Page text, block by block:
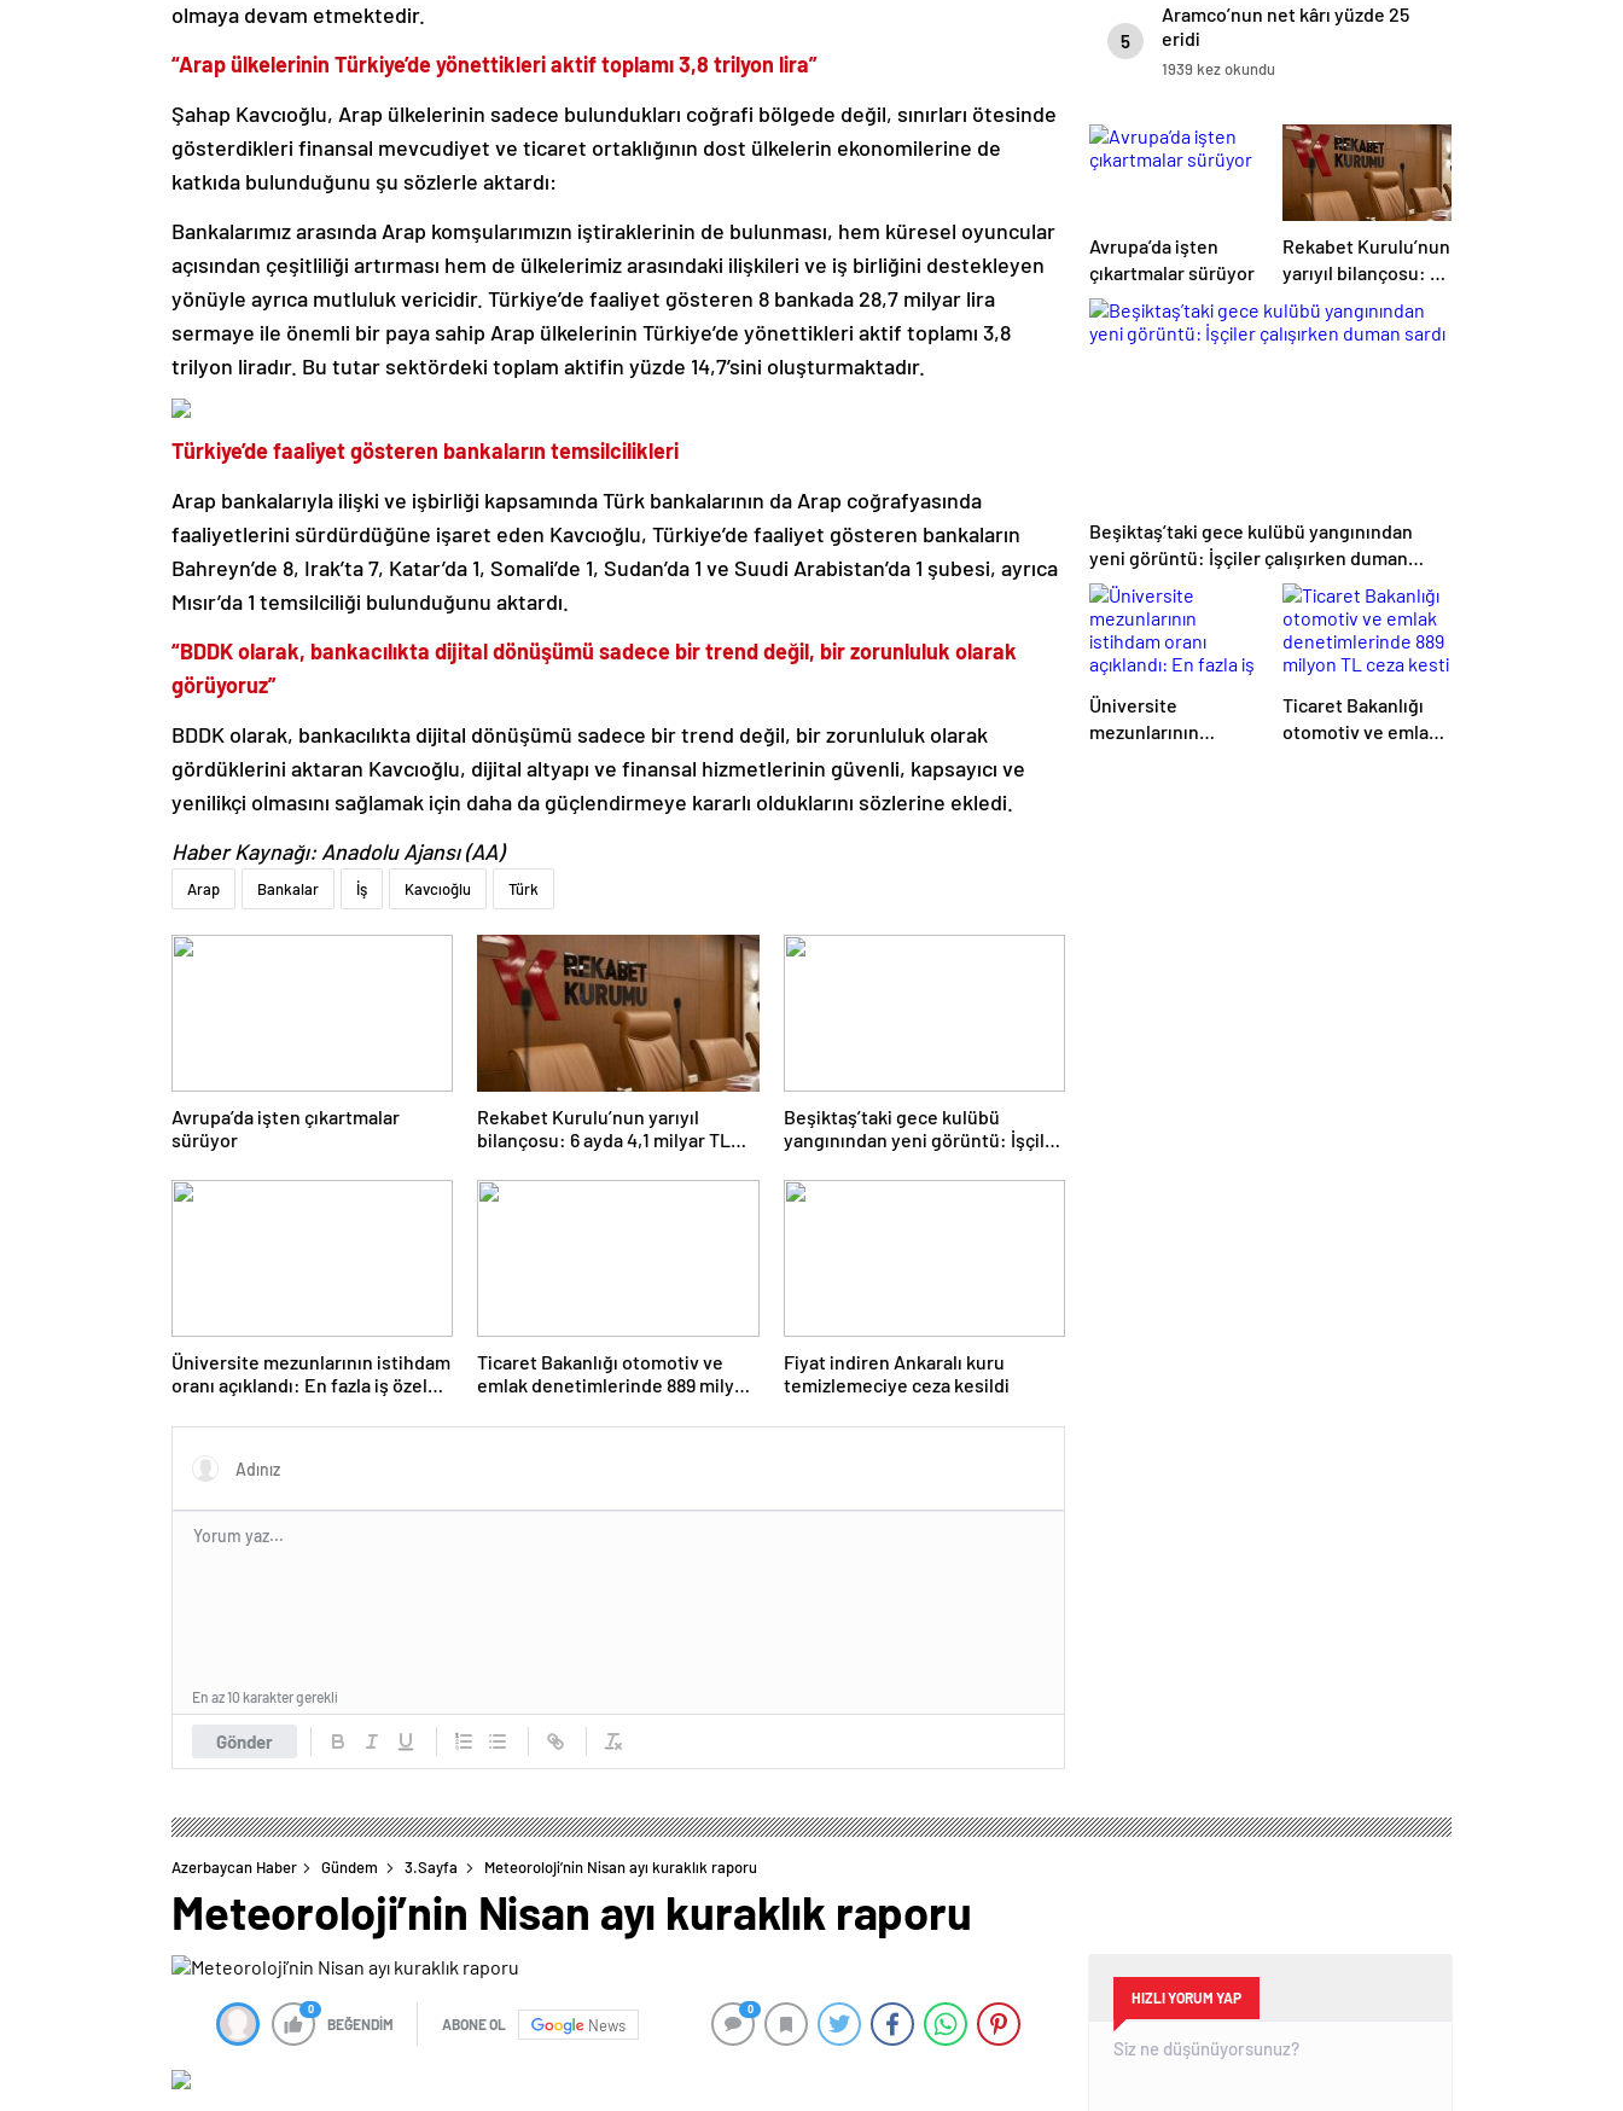
olmaya devam etmektedir.
“Arap ülkelerinin Türkiye’de yönettikleri aktif toplamı 3,8 trilyon lira”
Şahap Kavcıoğlu, Arap ülkelerinin sadece bulundukları coğrafi bölgede değil, sınırları ötesinde
gösterdikleri finansal mevcudiyet ve ticaret ortaklığının dost ülkelerin ekonomilerine de
katkıda bulunduğunu şu sözlerle aktardı:
Bankalarımız arasında Arap komşularımızın iştiraklerinin de bulunması, hem küresel oyuncular
açısından çeşitliliği artırması hem de ülkelerimiz arasındaki ilişkileri ve iş birliğini destekleyen
yönüyle ayrıca mutluluk vericidir. Türkiye’de faaliyet gösteren 8 bankada 28,7 milyar lira
sermaye ile önemli bir paya sahip Arap ülkelerinin Türkiye’de yönettikleri aktif toplamı 3,8
trilyon liradır. Bu tutar sektördeki toplam aktifin yüzde 14,7’sini oluşturmaktadır.
Türkiye’de faaliyet gösteren bankaların temsilcilikleri
Arap bankalarıyla ilişki ve işbirliği kapsamında Türk bankalarının da Arap coğrafyasında
faaliyetlerini sürdürdüğüne işaret eden Kavcıoğlu, Türkiye’de faaliyet gösteren bankaların
Bahreyn’de 8, Irak’ta 7, Katar’da 1, Somali’de 1, Sudan’da 1 ve Suudi Arabistan’da 1 şubesi, ayrıca
Mısır’da 1 temsilciliği bulunduğunu aktardı.
“BDDK olarak, bankacılıkta dijital dönüşümü sadece bir trend değil, bir zorunluluk olarak
görüyoruz”
BDDK olarak, bankacılıkta dijital dönüşümü sadece bir trend değil, bir zorunluluk olarak
gördüklerini aktaran Kavcıoğlu, dijital altyapı ve finansal hizmetlerinin güvenli, kapsayıcı ve
yenilikçi olmasını sağlamak için daha da güçlendirmeye kararlı olduklarını sözlerine ekledi.
Haber Kaynağı: Anadolu Ajansı (AA)
Arap Bankalar İş Kavcıoğlu Türk
Avrupa’da işten çıkartmalar
sürüyor
Rekabet Kurulu’nun yarıyıl
bilançosu: 6 ayda 4,1 milyar TL
Beşiktaş’taki gece kulübü
yangınından yeni görüntü: İşçiler
Üniversite mezunlarının istihdam
oranı açıklandı: En fazla iş özel
Ticaret Bakanlığı otomotiv ve
emlak denetimlerinde 889 milyon
Fiyat indiren Ankaralı kuru
temizlemeciye ceza kesildi
Gönder
En az 10 karakter gerekli
5
Aramco’nun net kârı yüzde 25
eridi
1939 kez okundu
Avrupa’da işten
çıkartmalar sürüyor
Rekabet Kurulu’nun
yarıyıl bilançosu: 6
ayda 4,1 milyar TL
ceza
Beşiktaş’taki gece kulübü yangınından
yeni görüntü: İşçiler çalışırken duman
sardı
Üniversite
mezunlarının
Ticaret Bakanlığı
otomotiv ve emlak
Azerbaycan Haber Gündem 3.Sayfa Meteoroloji’nin Nisan ayı kuraklık raporu
Meteoroloji’nin Nisan ayı kuraklık raporu
0
BEĞENDİM ABONE OL News
0
HIZLI YORUM YAP